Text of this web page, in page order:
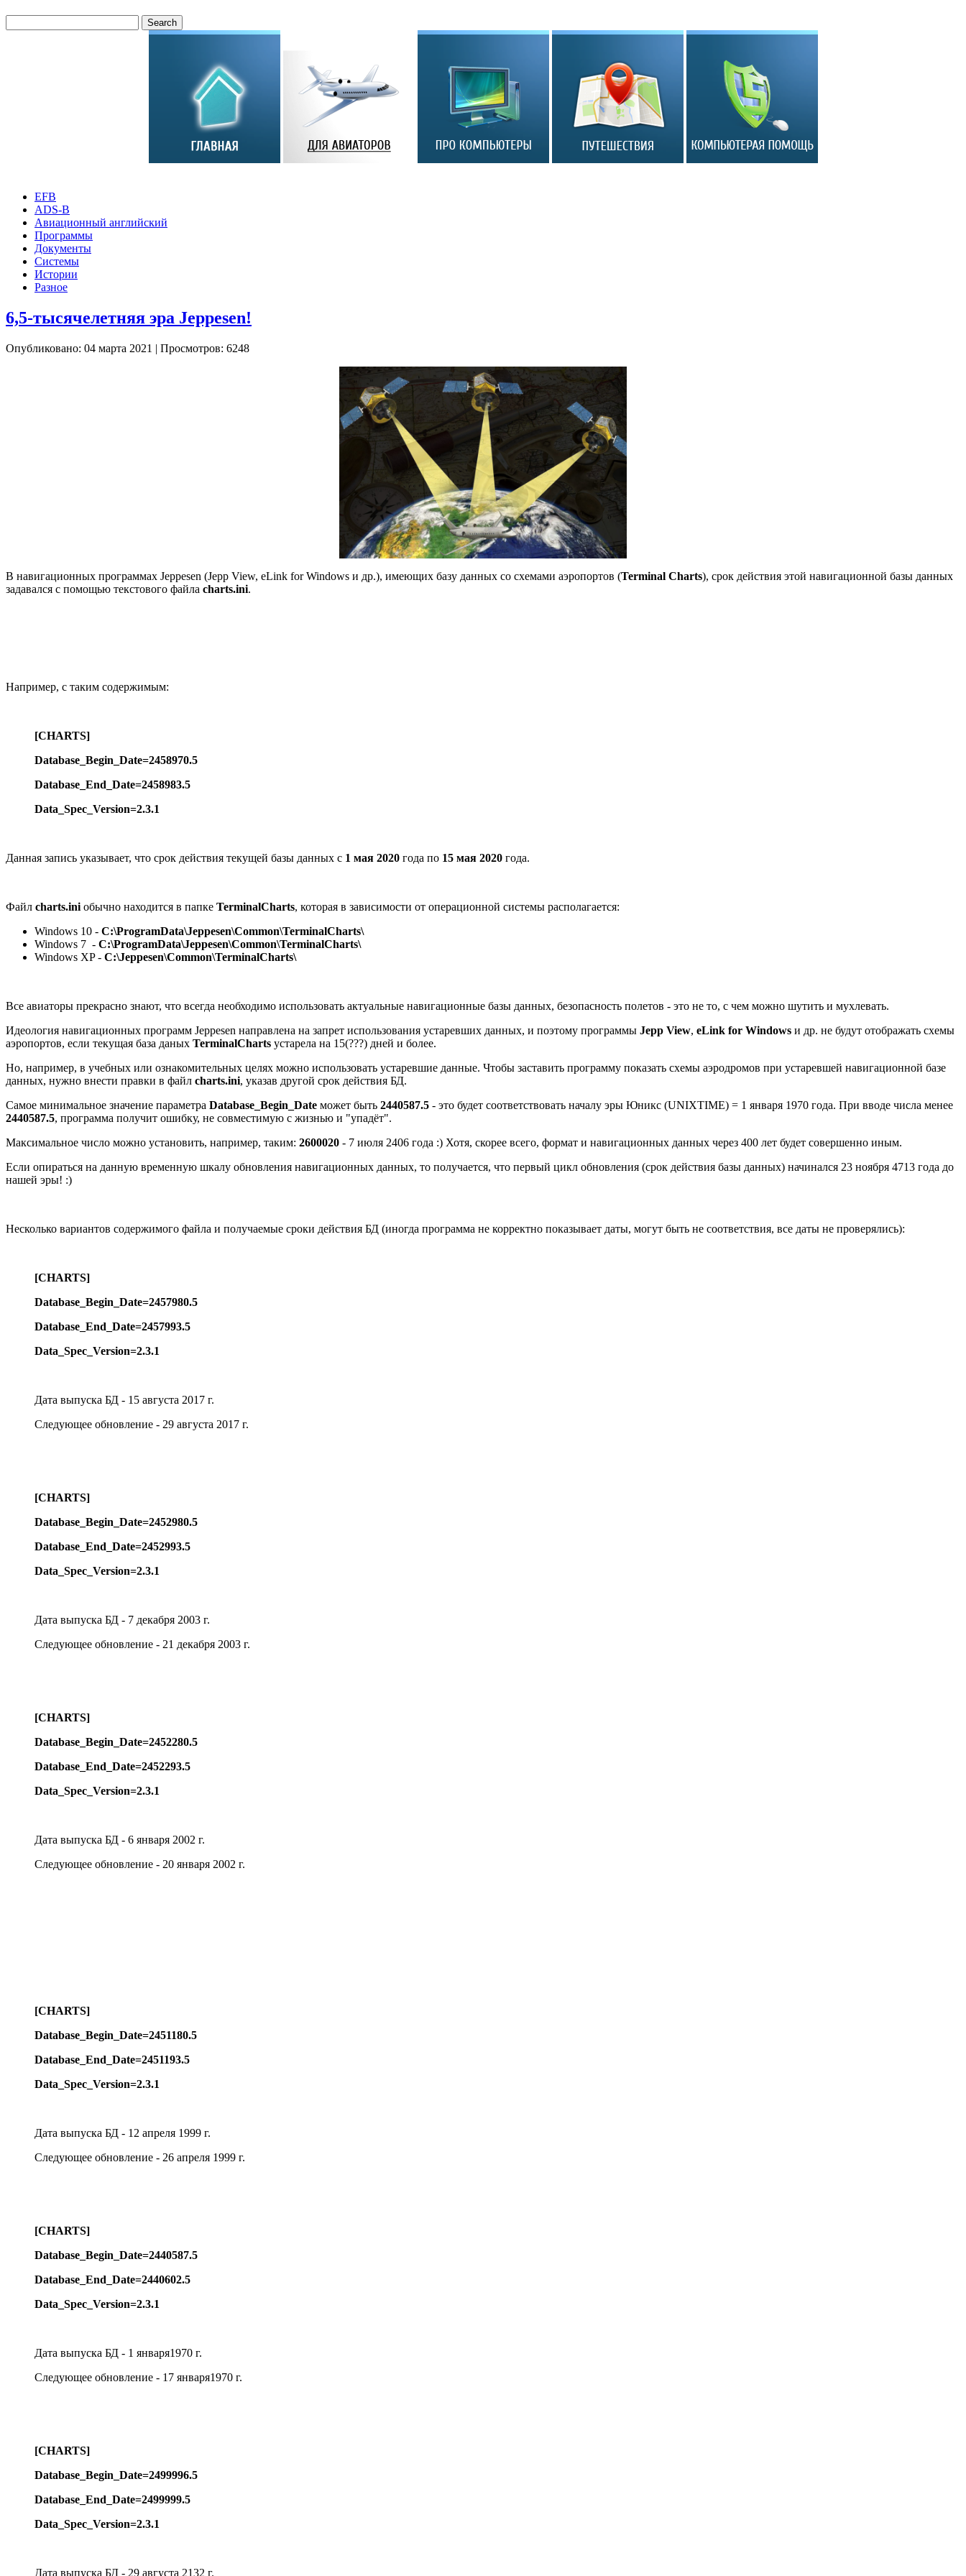
EFB
ADS-B
Авиационный английский
Программы
Документы
Системы
Истории
Разное
6,5-тысячелетняя эра Jeppesen!
Опубликовано: 04 марта 2021 | Просмотров: 6248
В навигационных программах Jeppesen (Jepp View, eLink for Windows и др.), имеющих базу данных со схемами аэропортов (Terminal Charts), срок действия этой навигационной базы данных
задавался с помощью текстового файла charts.ini.
Например, с таким содержимым:
[CHARTS]
Database_Begin_Date=2458970.5
Database_End_Date=2458983.5
Data_Spec_Version=2.3.1
Данная запись указывает, что срок действия текущей базы данных с 1 мая 2020 года по 15 мая 2020 года.
Файл charts.ini обычно находится в папке TerminalCharts, которая в зависимости от операционной системы располагается:
Windows 10 - C:\ProgramData\Jeppesen\Common\TerminalCharts\
Windows 7 - C:\ProgramData\Jeppesen\Common\TerminalCharts\
Windows XP - C:\Jeppesen\Common\TerminalCharts\
Все авиаторы прекрасно знают, что всегда необходимо использовать актуальные навигационные базы данных, безопасность полетов - это не то, с чем можно шутить и мухлевать.
Идеология навигационных программ Jeppesen направлена на запрет использования устаревших данных, и поэтому программы Jepp View, eLink for Windows и др. не будут отображать схемы
аэропортов, если текущая база даных TerminalCharts устарела на 15(???) дней и более.
Но, например, в учебных или ознакомительных целях можно использовать устаревшие данные. Чтобы заставить программу показать схемы аэродромов при устаревшей навигационной базе
данных, нужно внести правки в файл charts.ini, указав другой срок действия БД.
Самое минимальное значение параметра Database_Begin_Date может быть 2440587.5 - это будет соответствовать началу эры Юникс (UNIXTIME) = 1 января 1970 года. При вводе числа менее
2440587.5, программа получит ошибку, не совместимую с жизнью и "упадёт".
Максимальное число можно установить, например, таким: 2600020 - 7 июля 2406 года :) Хотя, скорее всего, формат и навигационных данных через 400 лет будет совершенно иным.
Если опираться на данную временную шкалу обновления навигационных данных, то получается, что первый цикл обновления (срок действия базы данных) начинался 23 ноября 4713 года до
нашей эры! :)
Несколько вариантов содержимого файла и получаемые сроки действия БД (иногда программа не корректно показывает даты, могут быть не соответствия, все даты не проверялись):
[CHARTS]
Database_Begin_Date=2457980.5
Database_End_Date=2457993.5
Data_Spec_Version=2.3.1
Дата выпуска БД - 15 августа 2017 г.
Следующее обновление - 29 августа 2017 г.
[CHARTS]
Database_Begin_Date=2452980.5
Database_End_Date=2452993.5
Data_Spec_Version=2.3.1
Дата выпуска БД - 7 декабря 2003 г.
Следующее обновление - 21 декабря 2003 г.
[CHARTS]
Database_Begin_Date=2452280.5
Database_End_Date=2452293.5
Data_Spec_Version=2.3.1
Дата выпуска БД - 6 января 2002 г.
Следующее обновление - 20 января 2002 г.
[CHARTS]
Database_Begin_Date=2451180.5
Database_End_Date=2451193.5
Data_Spec_Version=2.3.1
Дата выпуска БД - 12 апреля 1999 г.
Следующее обновление - 26 апреля 1999 г.
[CHARTS]
Database_Begin_Date=2440587.5
Database_End_Date=2440602.5
Data_Spec_Version=2.3.1
Дата выпуска БД - 1 января1970 г.
Следующее обновление - 17 января1970 г.
[CHARTS]
Database_Begin_Date=2499996.5
Database_End_Date=2499999.5
Data_Spec_Version=2.3.1
Дата выпуска БД - 29 августа 2132 г.